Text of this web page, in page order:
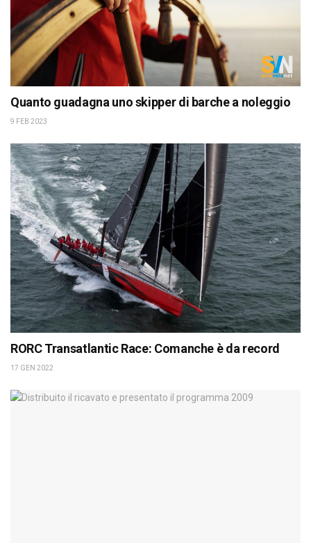
Quanto guadagna uno skipper di barche a noleggio
9 FEB 2023
RORC Transatlantic Race: Comanche è da record
17 GEN 2022